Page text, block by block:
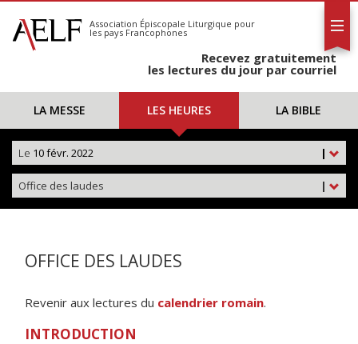
S'abonner
Calendrier
Association Épiscopale Liturgique pour
les pays Francophones
Recevez gratuitement
les lectures du jour par courriel
LA MESSE LES HEURES LA BIBLE
|
Le 10 févr. 2022
|
Office des laudes
OFFICE DES LAUDES
Revenir aux lectures du calendrier romain.
INTRODUCTION